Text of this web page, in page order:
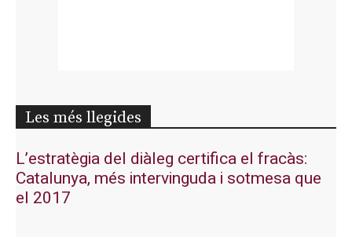
Les més llegides
L’estratègia del diàleg certifica el fracàs:
Catalunya, més intervinguda i sotmesa que
el 2017